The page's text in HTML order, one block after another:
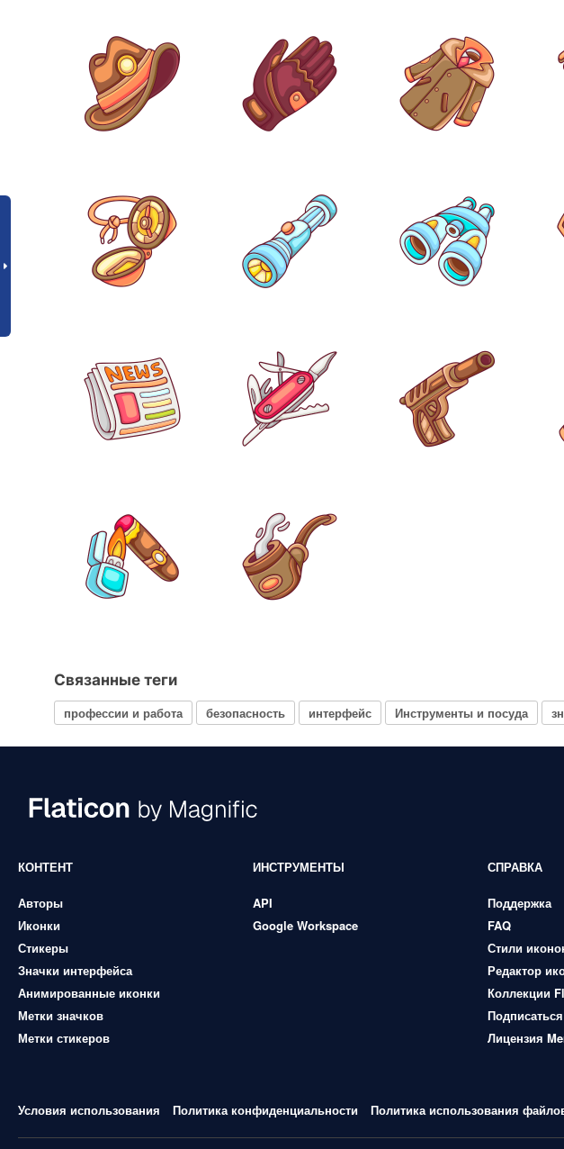
Связанные теги
профессии и работа безопасность интерфейс Инструменты и посуда
КОНТЕНТ
Авторы
Иконки
Стикеры
Значки интерфейса
Анимированные иконки
Метки значков
Метки стикеров
ИНСТРУМЕНТЫ
API
Google Workspace
СПРАВКА
Поддержка
FAQ
Стили
Редактор
Коллекции
Подписаться
Лицензия
Условия использования Политика конфиденциальности Политика использования